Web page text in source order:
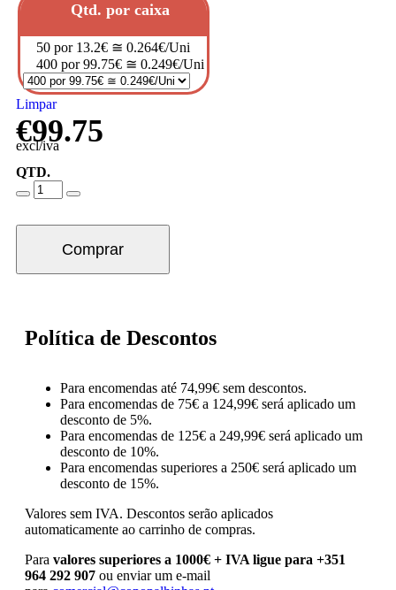
Qtd. por caixa
50 por 13.2€ ≅ 0.264€/Uni
400 por 99.75€ ≅ 0.249€/Uni
Limpar
€99.75
excl/iva
QTD.
Comprar
Política de Descontos
Para encomendas até 74,99€ sem descontos.
Para encomendas de 75€ a 124,99€ será aplicado um
desconto de 5%.
Para encomendas de 125€ a 249,99€ será aplicado um
desconto de 10%.
Para encomendas superiores a 250€ será aplicado um
desconto de 15%.
Valores sem IVA. Descontos serão aplicados
automaticamente ao carrinho de compras.
Para valores superiores a 1000€ + IVA ligue para +351
964 292 907 ou enviar um e-mail